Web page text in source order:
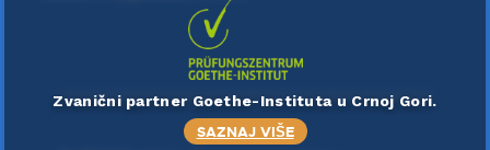
Zvanični partner Goethe-Instituta u Crnoj Gori.
SAZNAJ VIŠE